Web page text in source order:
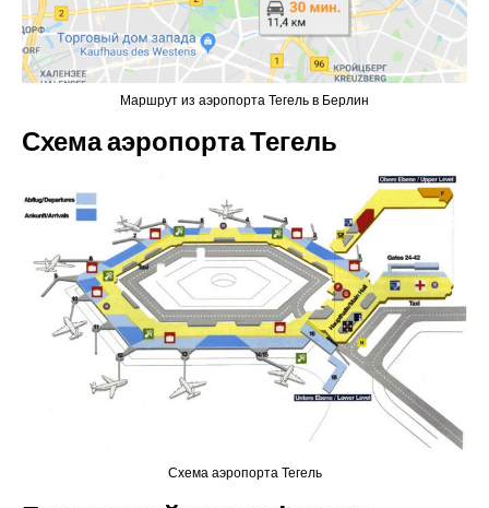
Маршрут из аэропорта Тегель в Берлин
Схема аэропорта Тегель
Схема аэропорта Тегель